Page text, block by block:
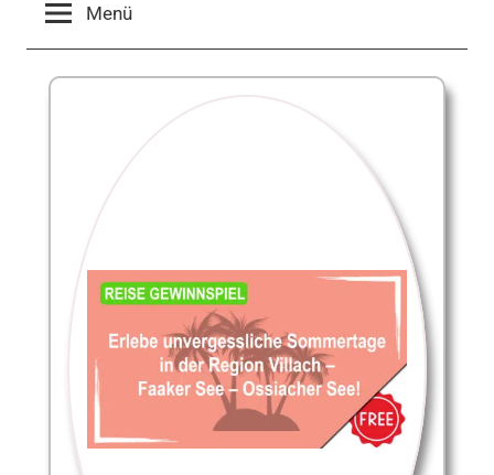
Menü